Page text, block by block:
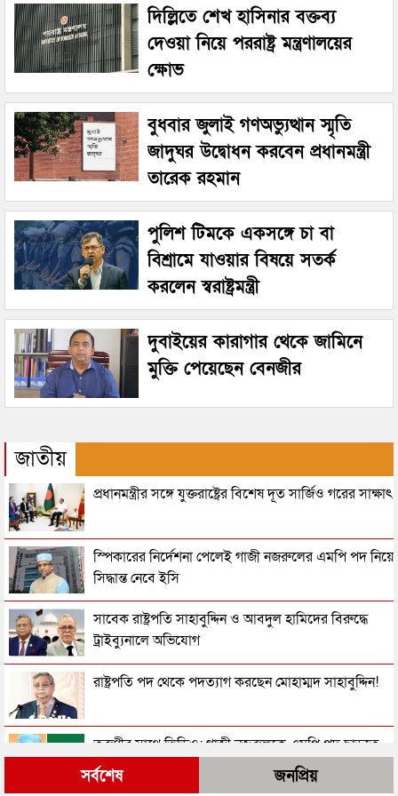
দিল্লিতে শেখ হাসিনার বক্তব্য
দেওয়া নিয়ে পররাষ্ট্র মন্ত্রণালয়ের
ক্ষোভ
বুধবার জুলাই গণঅভ্যুত্থান স্মৃতি
জাদুঘর উদ্বোধন করবেন প্রধানমন্ত্রী
তারেক রহমান
পুলিশ টিমকে একসঙ্গে চা বা
বিশ্রামে যাওয়ার বিষয়ে সতর্ক
করলেন স্বরাষ্ট্রমন্ত্রী
দুবাইয়ের কারাগার থেকে জামিনে
মুক্তি পেয়েছেন বেনজীর
জাতীয়
প্রধানমন্ত্রীর সঙ্গে যুক্তরাষ্ট্রের বিশেষ দূত সার্জিও গরের সাক্ষাৎ
স্পিকারের নির্দেশনা পেলেই গাজী নজরুলের এমপি পদ নিয়ে
সিদ্ধান্ত নেবে ইসি
সাবেক রাষ্ট্রপতি সাহাবুদ্দিন ও আবদুল হামিদের বিরুদ্ধে
ট্রাইব্যুনালে অভিযোগ
রাষ্ট্রপতি পদ থেকে পদত্যাগ করছেন মোহাম্মদ সাহাবুদ্দিন!
তরুণীর সাথে ভিডিও: গাজী নজরুলকে এমপি পদ ছাড়তে
বলল জামায়াত
সর্বশেষ জনপ্রিয়